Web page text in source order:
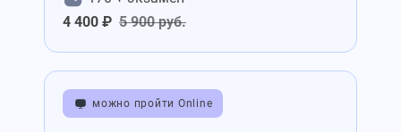
4 400 ₽ 5 900 руб.
можно пройти Online